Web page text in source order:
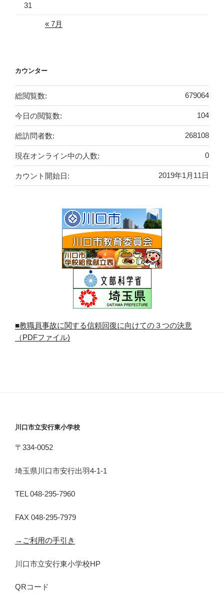
31
« 7月
カウンター
679064
総閲覧数:
104
今日の閲覧数:
268108
総訪問者数:
0
現在オンライン中の人数:
2019年1月11日
カウント開始日:
■教職員事故に関する信頼回復に向けての３つの決意
（PDFファイル)
川口市立安行東小学校
〒334-0052
埼玉県川口市安行出羽4-1-1
TEL 048-295-7960
FAX 048-295-7979
→ご利用の手引き
川口市立安行東小学校HP
QRコード